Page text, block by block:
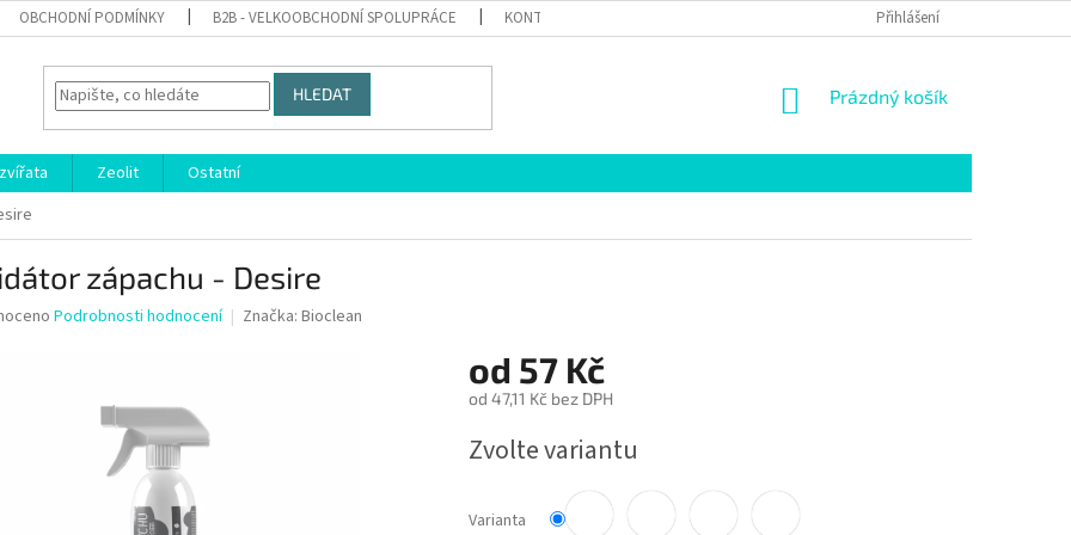
OBCHODNÍ PODMÍNKY B2B - VELKOOBCHODNÍ SPOLUPRÁCE KONTAKTY Přihlášení
HLEDAT
NÁKUPNÍ
Prázdný košík
Zeolit
Ostatní
zápachu - Desire
Podrobnosti hodnocení Značka: Bioclean
od 57 Kč
od 47,11 Kčbez DPH
cena:
Zvolte variantu
Varianta